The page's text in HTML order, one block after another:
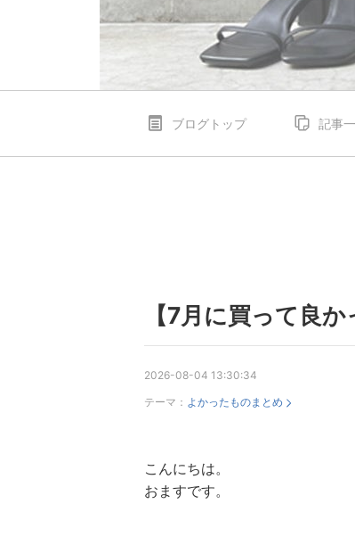
ブログトップ 記事
【7月に買って良
2026-08-04 13:30:34
テーマ： よかったものまとめ
こんにちは。
おますです。